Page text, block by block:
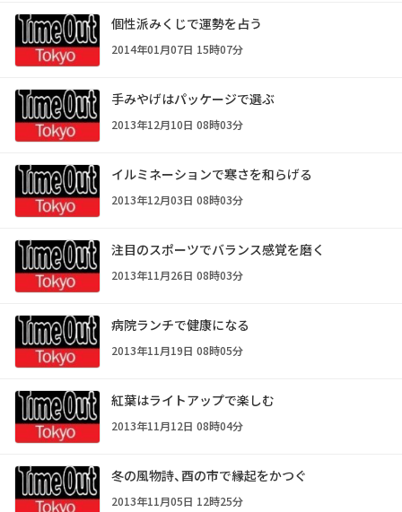
個性派みくじで運勢を占う
2014年01月07日 15時07分
手みやげはパッケージで選ぶ
2013年12月10日 08時03分
イルミネーションで寒さを和らげる
2013年12月03日 08時03分
注目のスポーツでバランス感覚を磨く
2013年11月26日 08時03分
病院ランチで健康になる
2013年11月19日 08時05分
紅葉はライトアップで楽しむ
2013年11月12日 08時04分
冬の風物詩、酉の市で縁起をかつぐ
2013年11月05日 12時25分